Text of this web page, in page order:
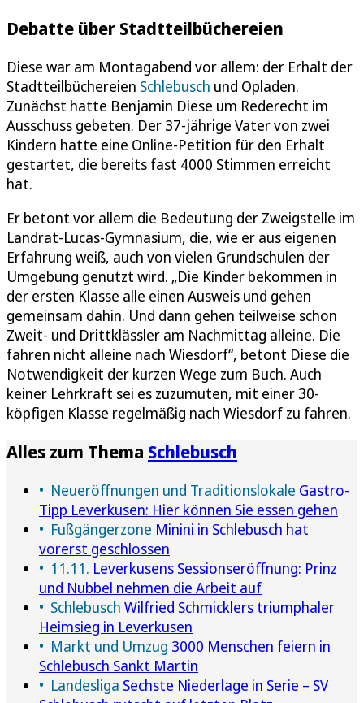
Debatte über Stadtteilbüchereien
Diese war am Montagabend vor allem: der Erhalt der
Stadtteilbüchereien Schlebusch und Opladen.
Zunächst hatte Benjamin Diese um Rederecht im
Ausschuss gebeten. Der 37-jährige Vater von zwei
Kindern hatte eine Online-Petition für den Erhalt
gestartet, die bereits fast 4000 Stimmen erreicht
hat.
Er betont vor allem die Bedeutung der Zweigstelle im
Landrat-Lucas-Gymnasium, die, wie er aus eigenen
Erfahrung weiß, auch von vielen Grundschulen der
Umgebung genutzt wird. „Die Kinder bekommen in
der ersten Klasse alle einen Ausweis und gehen
gemeinsam dahin. Und dann gehen teilweise schon
Zweit- und Drittklässler am Nachmittag alleine. Die
fahren nicht alleine nach Wiesdorf“, betont Diese die
Notwendigkeit der kurzen Wege zum Buch. Auch
keiner Lehrkraft sei es zuzumuten, mit einer 30-
köpfigen Klasse regelmäßig nach Wiesdorf zu fahren.
Alles zum Thema Schlebusch
Neueröffnungen und Traditionslokale Gastro-
Tipp Leverkusen: Hier können Sie essen gehen
Fußgängerzone Minini in Schlebusch hat
vorerst geschlossen
11.11. Leverkusens Sessionseröffnung: Prinz
und Nubbel nehmen die Arbeit auf
Schlebusch Wilfried Schmicklers triumphaler
Heimsieg in Leverkusen
Markt und Umzug 3000 Menschen feiern in
Schlebusch Sankt Martin
Landesliga Sechste Niederlage in Serie – SV